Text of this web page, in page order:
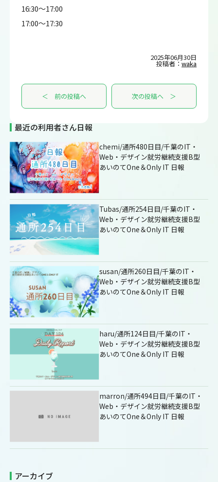
16:30～17:00
17:00～17:30
2025年06月30日
投稿者： waka
＜ 前の投稿へ 次の投稿へ ＞
最近の利用者さん日報
chemi/通所480日目/千葉のIT・
Web・デザイン就労継続支援B型
あいのてOne＆Only IT 日報
Tubas/通所254日目/千葉のIT・
Web・デザイン就労継続支援B型
あいのてOne＆Only IT 日報
susan/通所260日目/千葉のIT・
Web・デザイン就労継続支援B型
あいのてOne＆Only IT 日報
haru/通所124日目/千葉のIT・
Web・デザイン就労継続支援B型
あいのてOne＆Only IT 日報
marron/通所494日目/千葉のIT・
Web・デザイン就労継続支援B型
あいのてOne＆Only IT 日報
アーカイブ